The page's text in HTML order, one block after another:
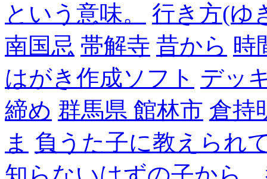
という意味。
行き方(ゆ
南国忌 帯解寺 昔から 時
はがき作成ソフト デッ
締め 群馬県 館林市 倉持
ま 負うた子に教えられ